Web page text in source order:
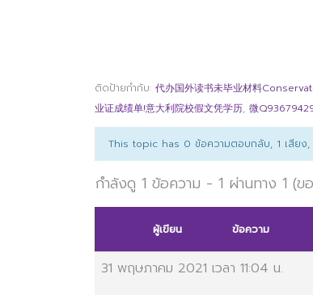
ติดป้ายกำกับ: 代办国外读书未毕业材料
业证成绩单!意大利院校假文凭学历, 微
This topic has 0 ข้อความตอบกลับ, 1 เสีย
กำลังดู 1 ข้อความ - 1 ผ่านทาง 1 (ข
ผู้เขียน ข้อความ
31 พฤษภาคม 2021 เวลา 11:04 น.